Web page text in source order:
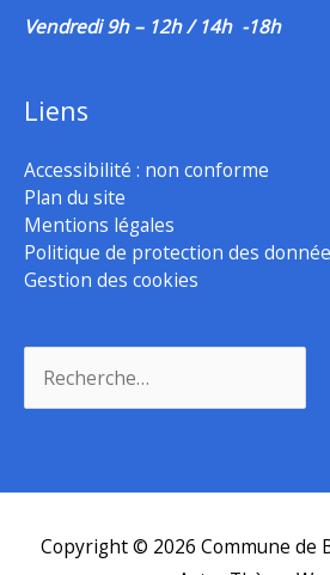
Vendredi 9h – 12h / 14h -18h
Liens
Accessibilité : non conforme
Plan du site
Mentions légales
Politique de protection des
Gestion des cookies
Copyright © 2026 Commune de